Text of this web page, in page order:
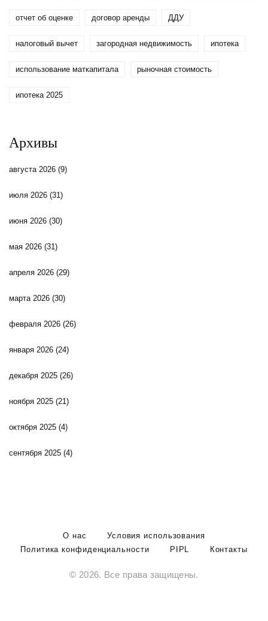
отчет об оценке договор аренды ДДУ
налоговый вычет загородная недвижимость ипотека
использование маткапитала рыночная стоимость
ипотека 2025
Архивы
августа 2026 (9)
июля 2026 (31)
июня 2026 (30)
мая 2026 (31)
апреля 2026 (29)
марта 2026 (30)
февраля 2026 (26)
января 2026 (24)
декабря 2025 (26)
ноября 2025 (21)
октября 2025 (4)
сентября 2025 (4)
О нас
Условия использования
Политика конфиденциальности
PIPL Контакты
© 2026. Все права защищены.